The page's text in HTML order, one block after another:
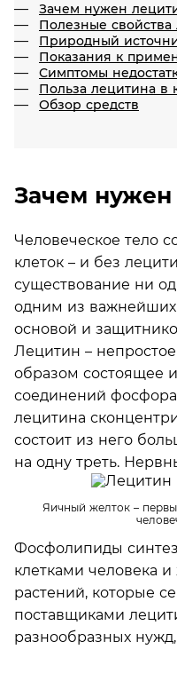
Зачем нужен
Полезные свойства
Природный
Показания к
Симптомы
Польза лецитина в
Обзор средств
Зачем
Человеческое тело
клеток – и без
существование ни
одним из важнейших
основой и
Лецитин –
образом состоящее
соединений
лецитина
состоит из него
на одну треть.
Яичный желток –
Фосфолипиды
клетками человека
растений, которые
поставщиками
разнообразных